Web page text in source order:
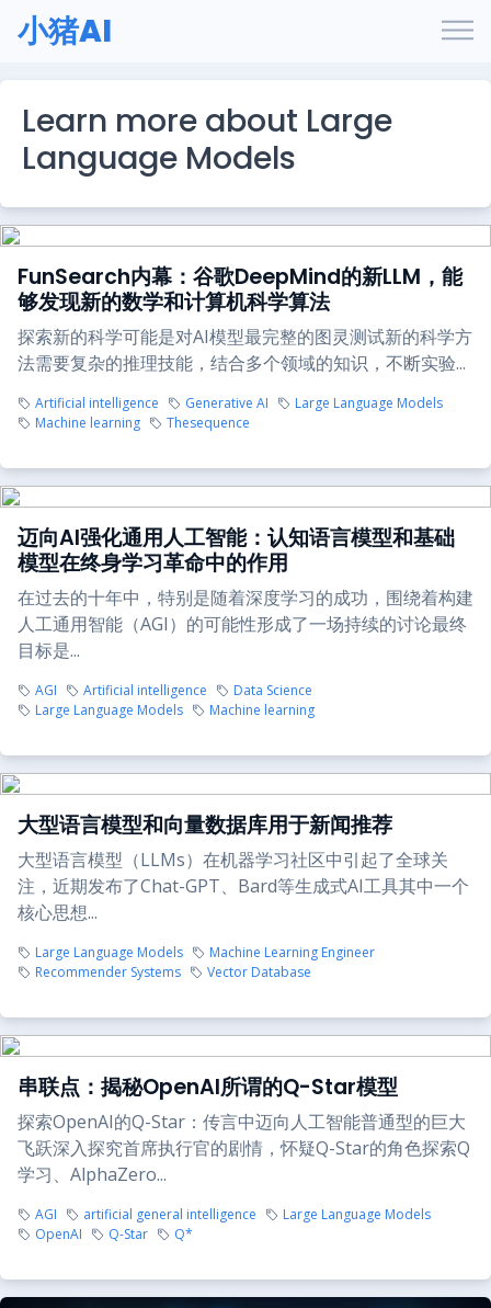
小猪AI
Learn more about Large
Language Models
FunSearch内幕：谷歌DeepMind的新LLM，能
够发现新的数学和计算机科学算法
探索新的科学可能是对AI模型最完整的图灵测试新的科学方
法需要复杂的推理技能，结合多个领域的知识，不断实验...
Artificial intelligence Generative AI
Large Language Models
Machine learning
Thesequence
迈向AI强化通用人工智能：认知语言模型和基础
模型在终身学习革命中的作用
在过去的十年中，特别是随着深度学习的成功，围绕着构建
人工通用智能（AGI）的可能性形成了一场持续的讨论最终
目标是...
AGI Artificial intelligence
Data Science
Large Language Models
Machine learning
大型语言模型和向量数据库用于新闻推荐
大型语言模型（LLMs）在机器学习社区中引起了全球关
注，近期发布了Chat-GPT、Bard等生成式AI工具其中一个
核心思想...
Large Language Models
Machine Learning Engineer
Recommender Systems
Vector Database
串联点：揭秘OpenAI所谓的Q-Star模型
探索OpenAI的Q-Star：传言中迈向人工智能普通型的巨大
飞跃深入探究首席执行官的剧情，怀疑Q-Star的角色探索Q
学习、AlphaZero...
AGI artificial general intelligence
Large Language Models
OpenAI
Q-Star Q*